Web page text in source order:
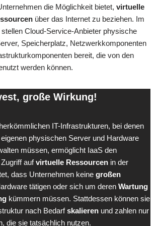
die Möglichkeit bietet, virtuelle
über das Internet zu beziehen. Im
Cloud-Service-Anbieter physische
Speicherplatz, Netzwerkkomponenten
bereit, die von den
werden können.
große Wirkung!
IT-Infrastrukturen, bei denen
physischen Server und Hardware
müssen, ermöglicht IaaS den
aufvirtuelle Ressourcen in der
dass Unternehmen keine großen
tätigen oder sich um deren Wartung
kümmern müssen. Stattdessen können sie
nach Bedarfskalieren und zahlen nur
die sie tatsächlich nutzen.